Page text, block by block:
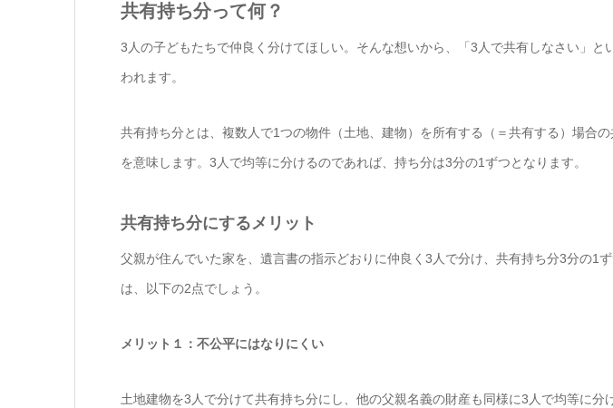
共有持ち分って何？
3人の子どもたちで仲良く分けてほしい。そんな想いから、「3人で共有しなさい」と
われます。
共有持ち分とは、複数人で1つの物件（土地、建物）を所有する（＝共有する）場合
を意味します。3人で均等に分けるのであれば、持ち分は3分の1ずつとなります。
共有持ち分にするメリット
父親が住んでいた家を、遺言書の指示どおりに仲良く3人で分け、共有持ち分3分の1
は、以下の2点でしょう。
メリット１：不公平にはなりにくい
土地建物を3人で分けて共有持ち分にし、他の父親名義の財産も同様に3人で均等に分